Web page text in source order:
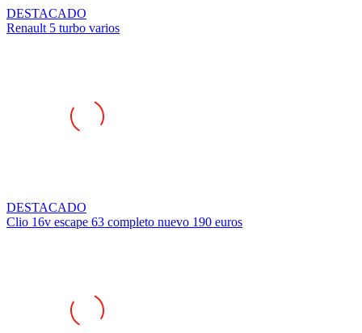
DESTACADO
Renault 5 turbo varios
DESTACADO
Clio 16v escape 63 completo nuevo 190 euros